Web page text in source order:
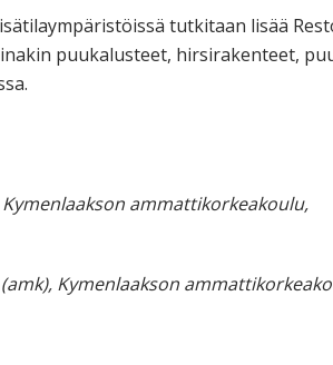
tutkitaan lisää
puukalusteet, hirsirakenteet,
ammattikorkeakoulu,
Kymenlaakson